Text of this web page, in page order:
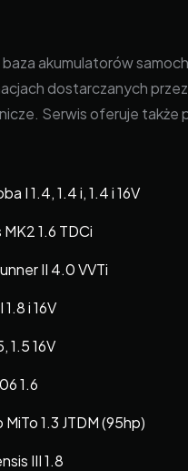
akumulatorów
dostarczanych
Serwis oferuje
I 1.4, 1.4 i, 1.4 i 16V
1.6 TDCi
II 4.0 VVTi
i 16V
1.5 16V
1.6
1.3 JTDM (95hp)
III 1.8